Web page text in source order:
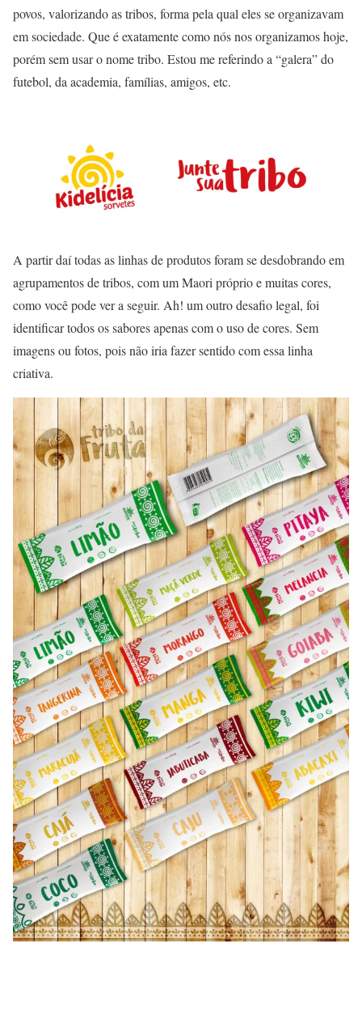
povos, valorizando as tribos, forma pela qual eles se organizavam
em sociedade. Que é exatamente como nós nos organizamos hoje,
porém sem usar o nome tribo. Estou me referindo a “galera” do
futebol, da academia, famílias, amigos, etc.
A partir daí todas as linhas de produtos foram se desdobrando em
agrupamentos de tribos, com um Maori próprio e muitas cores,
como você pode ver a seguir. Ah! um outro desafio legal, foi
identificar todos os sabores apenas com o uso de cores. Sem
imagens ou fotos, pois não iria fazer sentido com essa linha
criativa.